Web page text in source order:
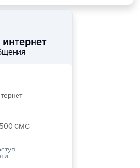
500 СМС